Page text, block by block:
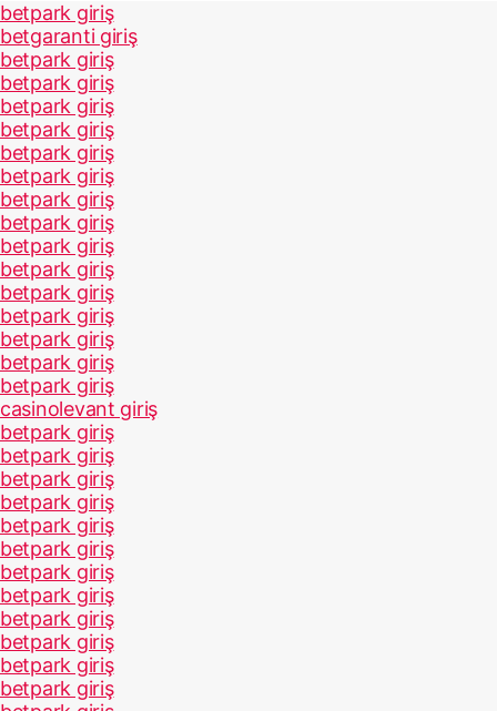
betpark giriş
betgaranti giriş
betpark giriş
betpark giriş
betpark giriş
betpark giriş
betpark giriş
betpark giriş
betpark giriş
betpark giriş
betpark giriş
betpark giriş
betpark giriş
betpark giriş
betpark giriş
betpark giriş
betpark giriş
casinolevant giriş
betpark giriş
betpark giriş
betpark giriş
betpark giriş
betpark giriş
betpark giriş
betpark giriş
betpark giriş
betpark giriş
betpark giriş
betpark giriş
betpark giriş